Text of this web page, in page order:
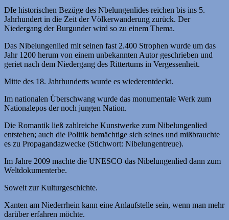
DIe historischen Bezüge des Nbelungenlides reichen bis ins 5.
Jahrhundert in die Zeit der Völkerwanderung zurück. Der
Niedergang der Burgunder wird so zu einem Thema.
Das Nibelungenlied mit seinen fast 2.400 Strophen wurde um das
Jahr 1200 herum von einem unbekannten Autor geschrieben und
geriet nach dem Niedergang des Rittertums in Vergessenheit.
Mitte des 18. Jahrhunderts wurde es wiederentdeckt.
Im nationalen Überschwang wurde das monumentale Werk zum
Nationalepos der noch jungen Nation.
Die Romantik ließ zahlreiche Kunstwerke zum Nibelungenlied
entstehen; auch die Politik bemächtige sich seines und mißbrauchte
es zu Propagandazwecke (Stichwort: Nibelungentreue).
Im Jahre 2009 machte die UNESCO das Nibelungenlied dann zum
Weltdokumenterbe.
Soweit zur Kulturgeschichte.
Xanten am Niederrhein kann eine Anlaufstelle sein, wenn man mehr
darüber erfahren möchte.